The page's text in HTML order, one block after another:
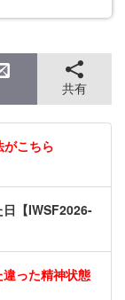
共有
がこちら
【IWSF2026-
違った精神状態